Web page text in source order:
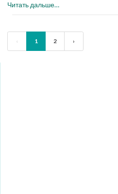
Читать дальше…
‹ 1 2 ›